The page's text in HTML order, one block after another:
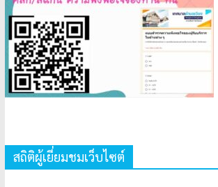
สถิติผู้เยี่ยมชมเว็บไซต์